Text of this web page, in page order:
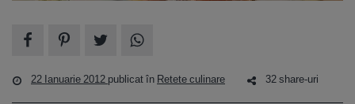
22 Ianuarie 2012 publicat în Retete culinare 32 share-uri